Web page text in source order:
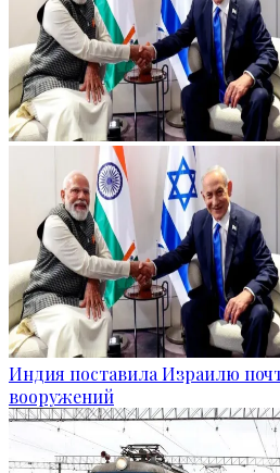
Индия поставила Израилю
вооружений